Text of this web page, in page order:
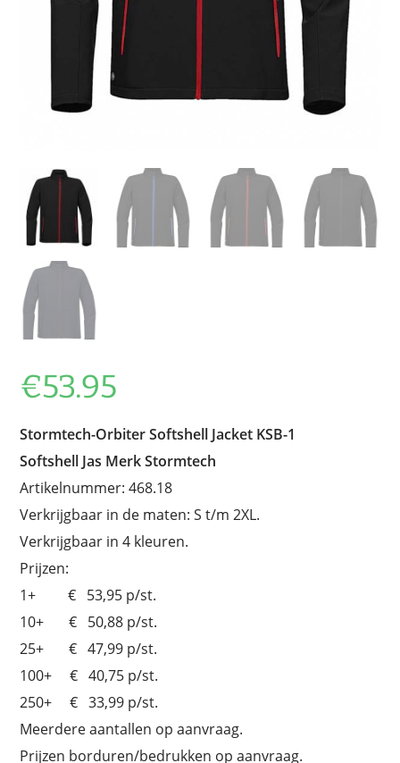
€53.95
Stormtech-Orbiter Softshell Jacket KSB-1
Softshell Jas Merk Stormtech
Artikelnummer: 468.18
Verkrijgbaar in de maten: S t/m 2XL.
Verkrijgbaar in 4 kleuren.
Prijzen:
1+ € 53,95 p/st.
10+ € 50,88 p/st.
25+ € 47,99 p/st.
100+ € 40,75 p/st.
250+ € 33,99 p/st.
Meerdere aantallen op aanvraag.
Prijzen borduren/bedrukken op aanvraag.